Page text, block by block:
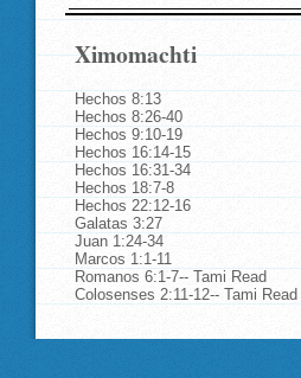
Ximomachti
Hechos 8:13
Hechos 8:26-40
Hechos 9:10-19
Hechos 16:14-15
Hechos 16:31-34
Hechos 18:7-8
Hechos 22:12-16
Galatas 3:27
Juan 1:24-34
Marcos 1:1-11
Romanos 6:1-7-- Tami Read
Colosenses 2:11-12-- Tami Read